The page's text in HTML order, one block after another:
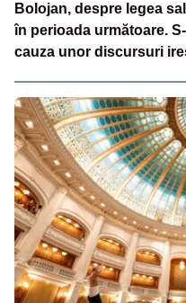
Bolojan, despre legea
în perioada următoare.
cauza unor discursuri